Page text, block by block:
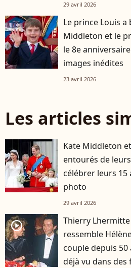
29 avril 2026
Le prince Louis
Middleton et le
le 8e
images inédites
23 avril 2026
Les articles
Kate Middleton
entourés de
célébrer leurs 15
photo
29 avril 2026
player2
Thierry
ressemble
couple depuis 50
déjà vu dans des